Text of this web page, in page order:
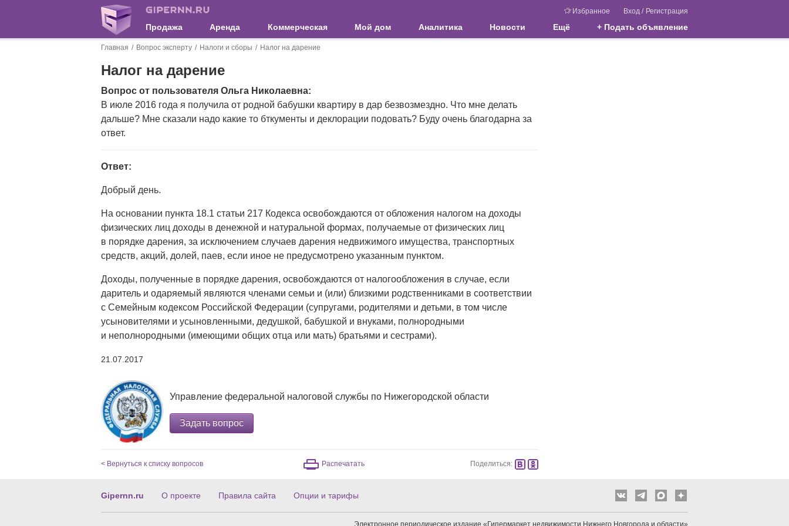
Избранное Вход / Регистрация
Продажа Аренда Коммерческая Мой дом Аналитика Новости Ещё + Подать объявление
Главная Вопрос эксперту Налоги и сборы Налог на дарение
Налог на дарение
Вопрос от пользователя Ольга Николаевна:
В июле 2016 года я получила от родной бабушки квартиру в дар безвозмездно. Что мне делать
дальше? Мне сказали надо какие то бткументы и деклорации подовать? Буду очень благодарна за
ответ.
Ответ:
Добрый день.
На основании пункта 18.1 статьи 217 Кодекса освобождаются от обложения налогом на доходы
физических лиц доходы в денежной и натуральной формах, получаемые от физических лиц
в порядке дарения, за исключением случаев дарения недвижимого имущества, транспортных
средств, акций, долей, паев, если иное не предусмотрено указанным пунктом.
Доходы, полученные в порядке дарения, освобождаются от налогообложения в случае, если
даритель и одаряемый являются членами семьи и (или) близкими родственниками в соответствии
с Семейным кодексом Российской Федерации (супругами, родителями и детьми, в том числе
усыновителями и усыновленными, дедушкой, бабушкой и внуками, полнородными
и неполнородными (имеющими общих отца или мать) братьями и сестрами).
21.07.2017
Управление федеральной налоговой службы по Нижегородской области
Задать вопрос
< Вернуться к списку вопросов Распечатать Поделиться:
Gipernn.ru О проекте Правила сайта Опции и тарифы